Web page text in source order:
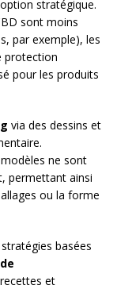
stratégique.
sont moins
par exemple), les
protection
pour les produits
via des dessins et
ne sont
permettant ainsi
ou la forme
basées
et